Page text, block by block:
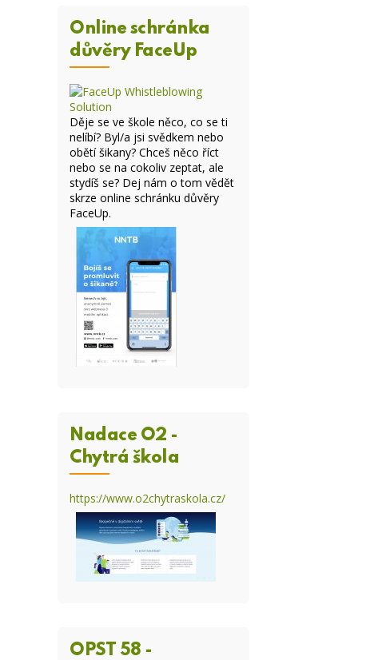
Online schránka
důvěry FaceUp
Děje se ve škole něco, co se ti
nelíbí? Byl/a jsi svědkem nebo
obětí šikany? Chceš něco říct
nebo se na cokoliv zeptat, ale
stydíš se? Dej nám o tom vědět
skrze online schránku důvěry
FaceUp.
Nadace O2 -
Chytrá škola
https://www.o2chytraskola.cz/
OPST 58 -